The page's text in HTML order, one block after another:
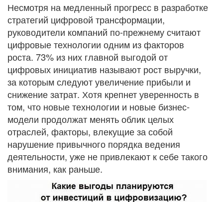
Несмотря на медленный прогресс в разработке
стратегий цифровой трансформации,
руководители компаний по-прежнему считают
цифровые технологии одним из факторов
роста. 73% из них главной выгодой от
цифровых инициатив называют рост выручки,
за которым следуют увеличение прибыли и
снижение затрат. Хотя крепнет уверенность в
том, что новые технологии и новые бизнес-
модели продолжат менять облик целых
отраслей, факторы, влекущие за собой
нарушение привычного порядка ведения
деятельности, уже не привлекают к себе такого
внимания, как раньше.